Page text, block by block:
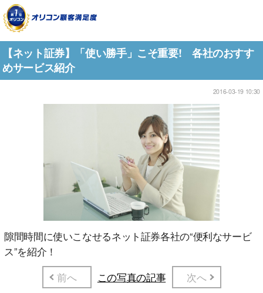
【ネット証券】「使い勝手」こそ重要! 各社のおすす
めサービス紹介
2016-03-19 10:30
隙間時間に使いこなせるネット証券各社の“便利なサービ
ス”を紹介！
前へ
この写真の記事 次へ